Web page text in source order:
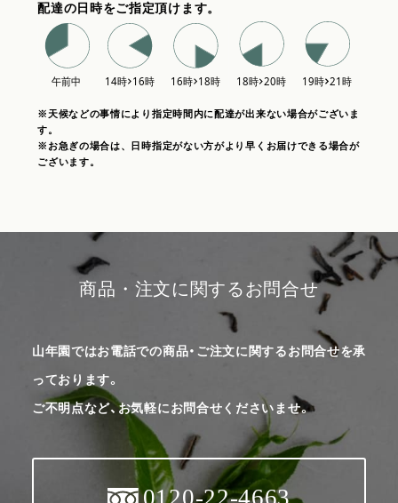
配達の日時をご指定頂けます。
※天候などの事情により指定時間内に配達が出来ない場合がございま
す。
※お急ぎの場合は、日時指定がない方がより早くお届けできる場合が
ございます。
商品・注文に関するお問合せ
山年園ではお電話での商品・ご注文に関するお問合せを承
っております。
ご不明点など、お気軽にお問合せくださいませ。
0120-22-4663